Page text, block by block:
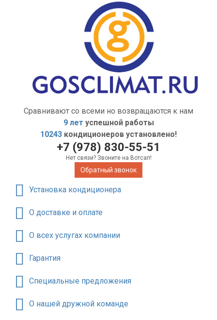
Сравнивают со всеми но возвращаются к нам
9 лет успешной работы
10243 кондиционеров установлено!
+7 (978) 830-55-51
Нет связи? Звоните на Вотсап!
Обратный звонок
Установка кондиционера
О доставке и оплате
О всех услугах компании
Гарантия
Специальные предложения
О нашей дружной команде